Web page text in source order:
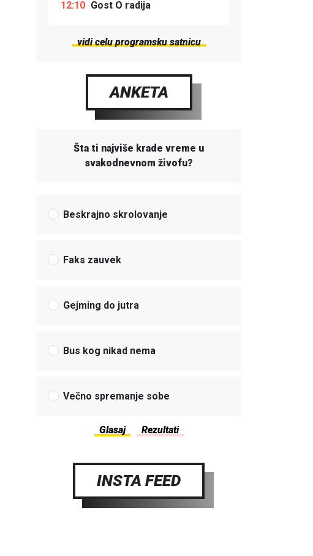
12:10 Gost O radija
vidi celu programsku satnicu
ANKETA
Šta ti najviše krade vreme u
svakodnevnom živofu?
Beskrajno skrolovanje
Faks zauvek
Gejming do jutra
Bus kog nikad nema
Večno spremanje sobe
INSTA FEED